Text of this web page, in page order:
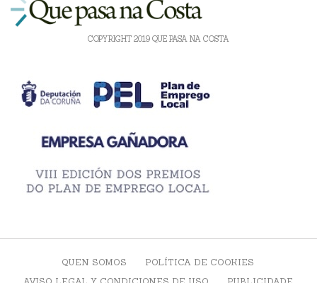
COPYRIGHT 2019 QUE PASA NA COSTA
QUEN SOMOS
POLÍTICA DE COOKIES